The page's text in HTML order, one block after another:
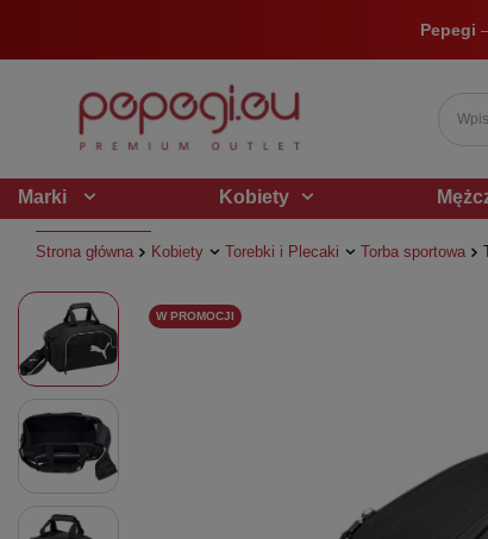
Pepegi
Marki Kobiety
Strona główna Kobiety Torebki i Plecaki Torba sportowa
W PROMOCJI